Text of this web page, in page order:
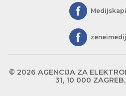
© 2026 AGENCIJA ZA
31, 10 000